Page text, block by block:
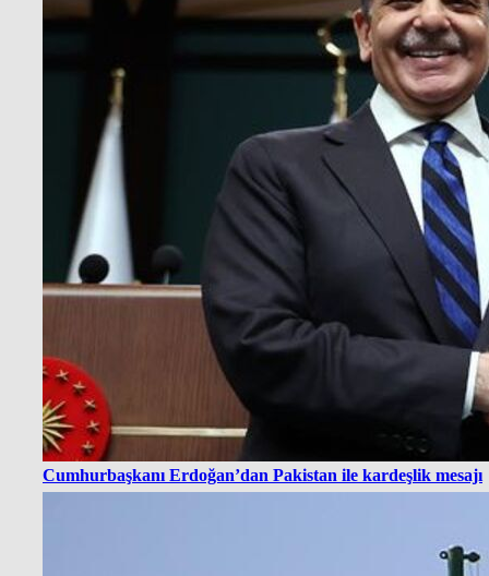
Cumhurbaşkanı Erdoğan’dan Pakistan ile kardeşlik mesajı